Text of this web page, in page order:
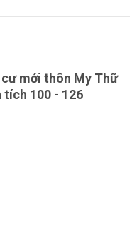
mới thôn My Thữ
tích 100 - 126